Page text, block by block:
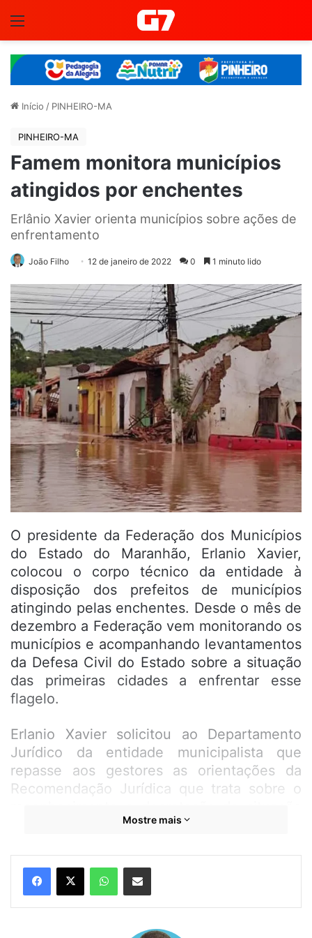
Início / PINHEIRO-MA
PINHEIRO-MA
Famem monitora municípios
atingidos por enchentes
Erlânio Xavier orienta municípios sobre ações de
enfrentamento
João Filho 12 de janeiro de 2022 0 1 minuto lido
O presidente da Federação dos Municípios
do Estado do Maranhão, Erlanio Xavier,
colocou o corpo técnico da entidade à
disposição dos prefeitos de municípios
atingindo pelas enchentes. Desde o mês de
dezembro a Federação vem monitorando os
municípios e acompanhando levantamentos
da Defesa Civil do Estado sobre a situação
das primeiras cidades a enfrentar esse
flagelo.
Erlanio Xavier solicitou ao Departamento
Jurídico da entidade municipalista que
repasse aos gestores as orientações da
Recomendação Jurídica que trata sobre o
de emergência ou estado de calamidade
orientações em link exclusivo.
CONFIRA A RECOMENDAÇÃO CLICANDO
Mostre mais